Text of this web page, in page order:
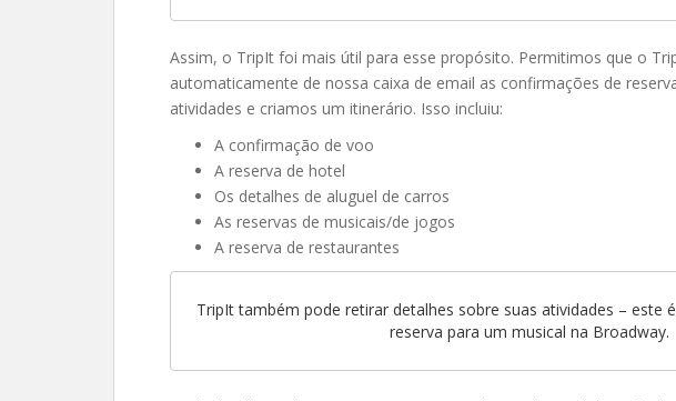
Assim, o TripIt foi mais útil para esse propósito. Permitimos que o
automaticamente de nossa caixa de email as confirmações de
atividades e criamos um itinerário. Isso incluiu:
A confirmação de voo
A reserva de hotel
Os detalhes de aluguel de carros
As reservas de musicais/de jogos
A reserva de restaurantes
TripIt também pode retirar detalhes sobre suas atividades – este
reserva para um musical na Broadway.